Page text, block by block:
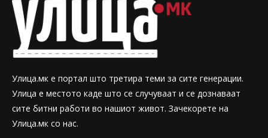
Улица.мк е портал што третира теми за сите генерации.
Улица е местото каде што се случуваат и се дознаваат
сите битни работи во нашиот живот. Зачекорете на
Улица.мк со нас.